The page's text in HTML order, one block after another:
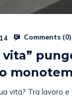
Comments (0)
vita”
vita? Tra lavoro